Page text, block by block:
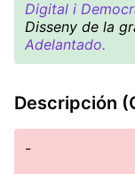
Digital i
Disseny de la
Adelantado.
Descripción
-